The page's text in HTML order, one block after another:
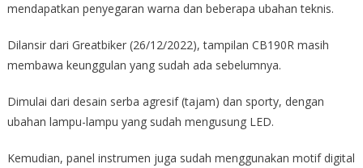
mendapatkan penyegaran warna dan beberapa ubahan teknis.
Dilansir dari Greatbiker (26/12/2022), tampilan CB190R masih
membawa keunggulan yang sudah ada sebelumnya.
Dimulai dari desain serba agresif (tajam) dan sporty, dengan
ubahan lampu-lampu yang sudah mengusung LED.
Kemudian, panel instrumen juga sudah menggunakan motif digital